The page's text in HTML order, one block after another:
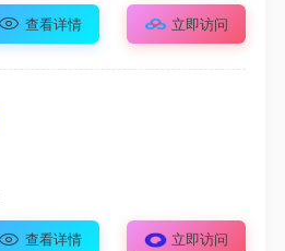
查看详情 立即访问
查看详情 立即访问